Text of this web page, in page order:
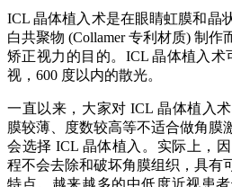
ICL 晶体植入术是在眼睛虹膜和晶
白共聚物 (Collamer 专利材质) 制作
矫正视力的目的。ICL 晶体植入术
视，600 度以内的散光。
一直以来，大家对 ICL 晶体植入
膜较薄、度数较高等不适合做角膜
会选择 ICL 晶体植入。实际上，
程不会去除和破坏角膜组织，具有